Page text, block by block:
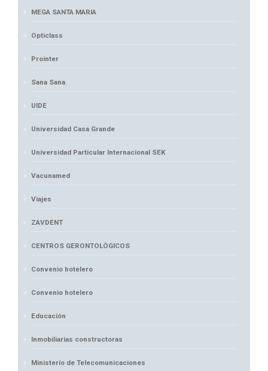
MEGA SANTA MARIA
Opticlass
Prointer
Sana Sana
UIDE
Universidad Casa Grande
Universidad Particular Internacional SEK
Vacunamed
Viajes
ZAVDENT
CENTROS GERONTOLÓGICOS
Convenio hotelero
Convenio hotelero
Educación
Inmobiliarias constructoras
Ministerio de Telecomunicaciones